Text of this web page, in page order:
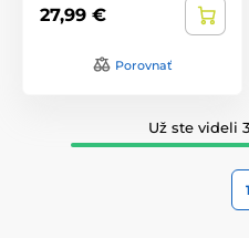
27,99 €
Porovnať
Už ste videli
1